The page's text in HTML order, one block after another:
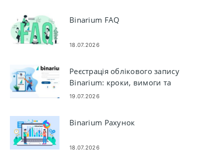
Binarium FAQ
18.07.2026
Реєстрація облікового запису
Binarium: кроки, вимоги та
адаптація
19.07.2026
Binarium Рахунок
18.07.2026